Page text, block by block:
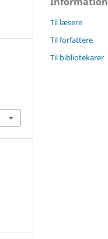
Til læsere
Til forfattere
Til bibliotekarer